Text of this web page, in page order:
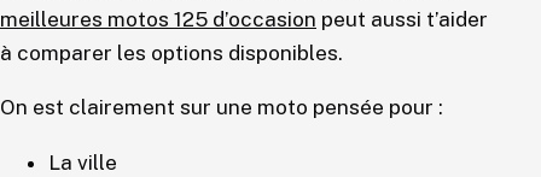
meilleures motos 125 d’occasion peut aussi t’aider
à comparer les options disponibles.
On est clairement sur une moto pensée pour :
La ville